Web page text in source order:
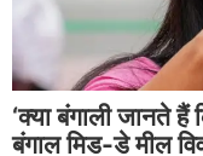
‘क्या बंगाली जानते हैं
बंगाल मिड-डे मील